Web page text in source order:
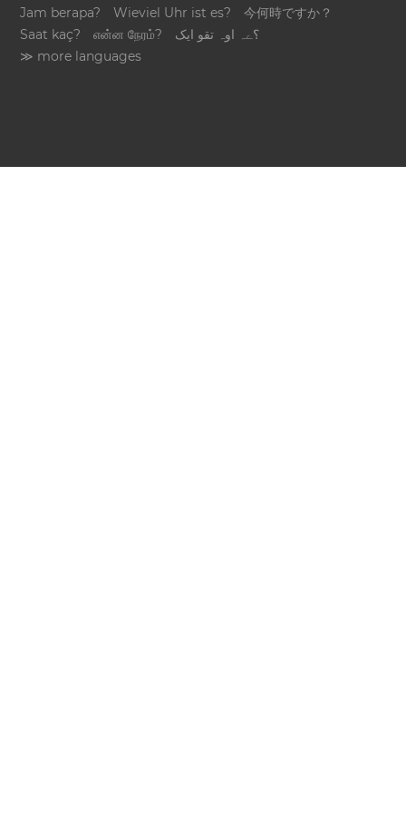
Jam berapa?
Wieviel Uhr ist es?
今何時ですか？
Saat kaç?
என்ன நேரம்?
؟ےہ اوہ تقو ایک
≫ more languages